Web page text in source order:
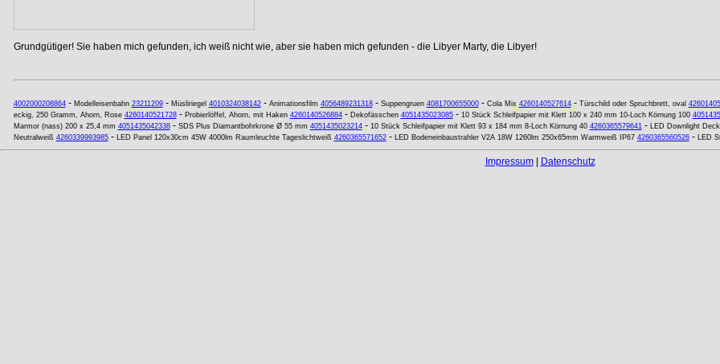
Grundgütiger! Sie haben mich gefunden, ich weiß nicht wie, aber sie haben mich gefunden - die Libyer Marty, die Libyer!
4002000208864- Modelleisenbahn 23211209- Müsliriegel 4010324038142- Animationsfilm 4056489231318- Suppengruen 4081700655000- Cola Mix 4260140527614- Türschild oder Spruchbrett, oval
eckig, 250 Gramm, Ahorn, Rose 4260140521728- Probierlöffel, Ahorn, mit Haken 4260140526884- Dekofässchen 4051435023085- 10 Stück Schleifpapier mit Klett 100 x 240 mm 10-Loch Körnung 100
Marmor (nass) 200 x 25,4 mm 4051435042338- SDS Plus Diamantbohrkrone Ø 55 mm 4051435023214- 10 Stück Schleifpapier mit Klett 93 x 184 mm 8-Loch Körnung 40 4260365579641- LED Downlight
Neutralweiß 4260339993985- LED Panel 120x30cm 45W 4000lm Raumleuchte Tageslichtweiß 4260365571652- LED Bodeneinbaustrahler V2A 18W 1260lm 250x65mm Warmweiß IP67 4260365560526- LED
Impressum| Datenschutz